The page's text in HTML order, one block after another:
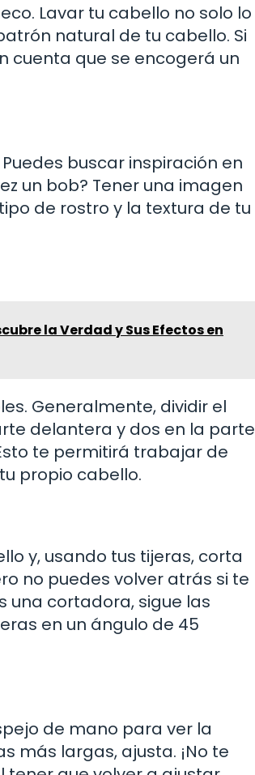
Lavar tu cabello no solo lo
natural de tu cabello. Si
cuenta que se encogerá un
buscar inspiración en
un bob? Tener una imagen
de rostro y la textura de tu
la Verdad y Sus Efectos en
Generalmente, dividir el
delantera y dos en la parte
te permitirá trabajar de
propio cabello.
y, usando tus tijeras, corta
no puedes volver atrás si te
una cortadora, sigue las
en un ángulo de 45
de mano para ver la
más largas, ajusta. ¡No te